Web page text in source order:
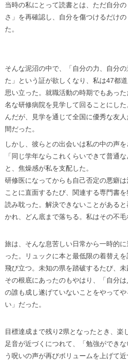
当時の私にとって読書とは、ただ自分
さ」を再確認し、自分を傷つけるだけ
た。
そんな泥沼の中で、「自分の力、自分
た」という証が欲しくなり、私は47都
思い立った。就職活動の時期でもあっ
名な研修病院を見学して回ることにし
んだが、見学を通じて全国に優秀な友
間だった。
しかし、彼らとの出会いは私の中の声を
「同じ学年ならこれくらいできて普通な
と、焦燥感が私を支配した。
研修医になってからも自己否定の悪癖
ことに直面するたび、関連する専門書
読み耽った。解決できないことがあると
かれ、どん底まで落ちる。私はその不毛
旅は、そんな息苦しい日常から一時的
った。リュックに本と最低限の着替え
飛び立つ。未知の県を踏破するたび、未
その根底にあったのもやはり、「自分
の誰も成し遂げていないことをやって
い」だった。
目標達成まで残り2県となったとき、楽
足音が近づくにつれて、「勉強ができ
う呪いの声が再びボリュームを上げて近